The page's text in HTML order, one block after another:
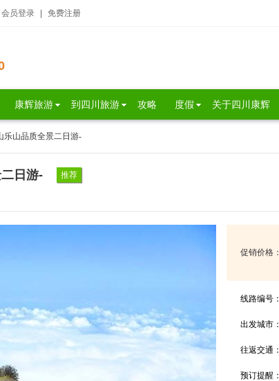
会员登录 免费注册
康辉旅游 到四川旅游 攻略 度假 关于四川康辉
乐山品质全景二日游-
日游-
推荐
促销价格：
线路编号：
出发城市：
往返交通：
预订提醒：